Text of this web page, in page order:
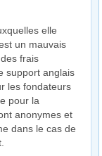
elle
un mauvais
frais
support anglais
les fondateurs
pour la
anonymes et
dans le cas de